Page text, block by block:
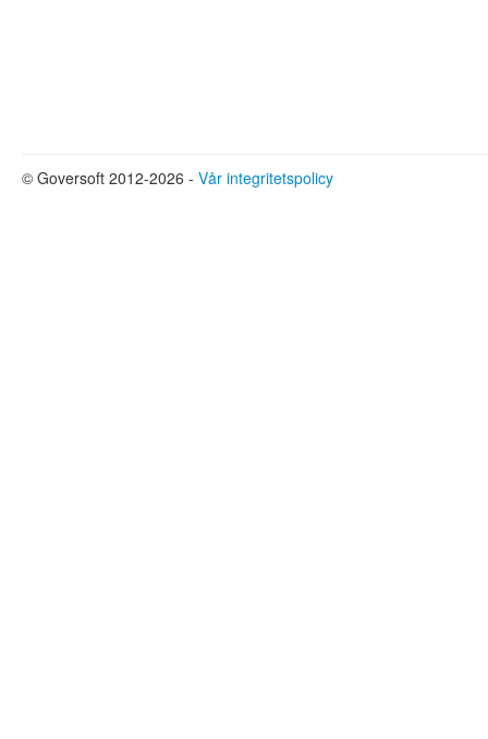
© Goversoft 2012-2026 - Vår integritetspolicy